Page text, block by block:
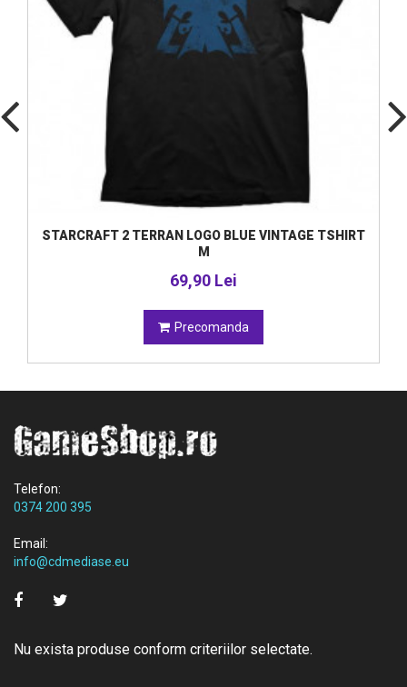
STARCRAFT 2 TERRAN LOGO BLUE VINTAGE TSHIRT
M
69,90 Lei
Precomanda
Telefon:
0374 200 395
Email:
info@cdmediase.eu
Nu exista produse conform criteriilor selectate.